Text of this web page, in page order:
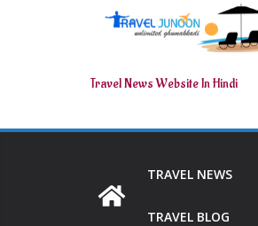
Travel News Website In Hindi
TRAVEL NEWS
TRAVEL BLOG